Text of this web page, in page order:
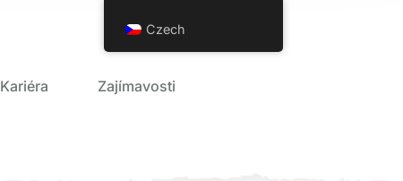
Kariéra Zajímavosti
Czech